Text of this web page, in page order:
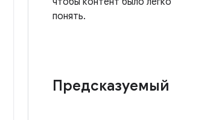
понять.
Предсказуемый